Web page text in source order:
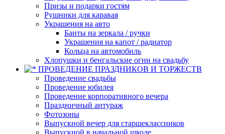
Призы и подарки гостям
Рушники для каравая
Украшения на авто
Банты на зеркала / ручки
Украшения на капот / радиатор
Кольца на автомобиль
Хлопушки и бенгальские огни на свадьбу
ПРОВЕДЕНИЕ ПРАЗДНИКОВ И ТОРЖЕСТВ
Проведение свадьбы
Проведение юбилея
Проведение корпоративного вечера
Праздничный антураж
Фотозоны
Выпускной вечер для старшеклассников
Выпускной в начальной школе